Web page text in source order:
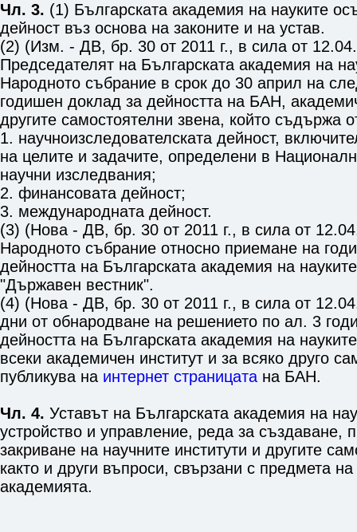
Чл. 3. (1) Българската академия на науките
дейност въз основа на законите и на устав.
(2) (Изм. - ДВ, бр. 30 от 2011 г., в сила от
Председателят на Българската академия на
Народното събрание в срок до 30 април на
годишен доклад за дейността на БАН,
другите самостоятелни звена, който съдържа
1. научноизследователската дейност,
на целите и задачите, определени в
научни изследвания;
2. финансовата дейност;
3. международната дейност.
(3) (Нова - ДВ, бр. 30 от 2011 г., в сила от
Народното събрание относно приемане на
дейността на Българската академия на
"Държавен вестник".
(4) (Нова - ДВ, бр. 30 от 2011 г., в сила от
дни от обнародване на решението по ал. 3
дейността на Българската академия на
всеки академичен институт и за всяко друго
публикува на интернет страницата на БАН.
Чл. 4. Уставът на Българската академия на
устройство и управление, реда за създаване,
закриване на научните институти и другите
както и други въпроси, свързани с предмета
академията.